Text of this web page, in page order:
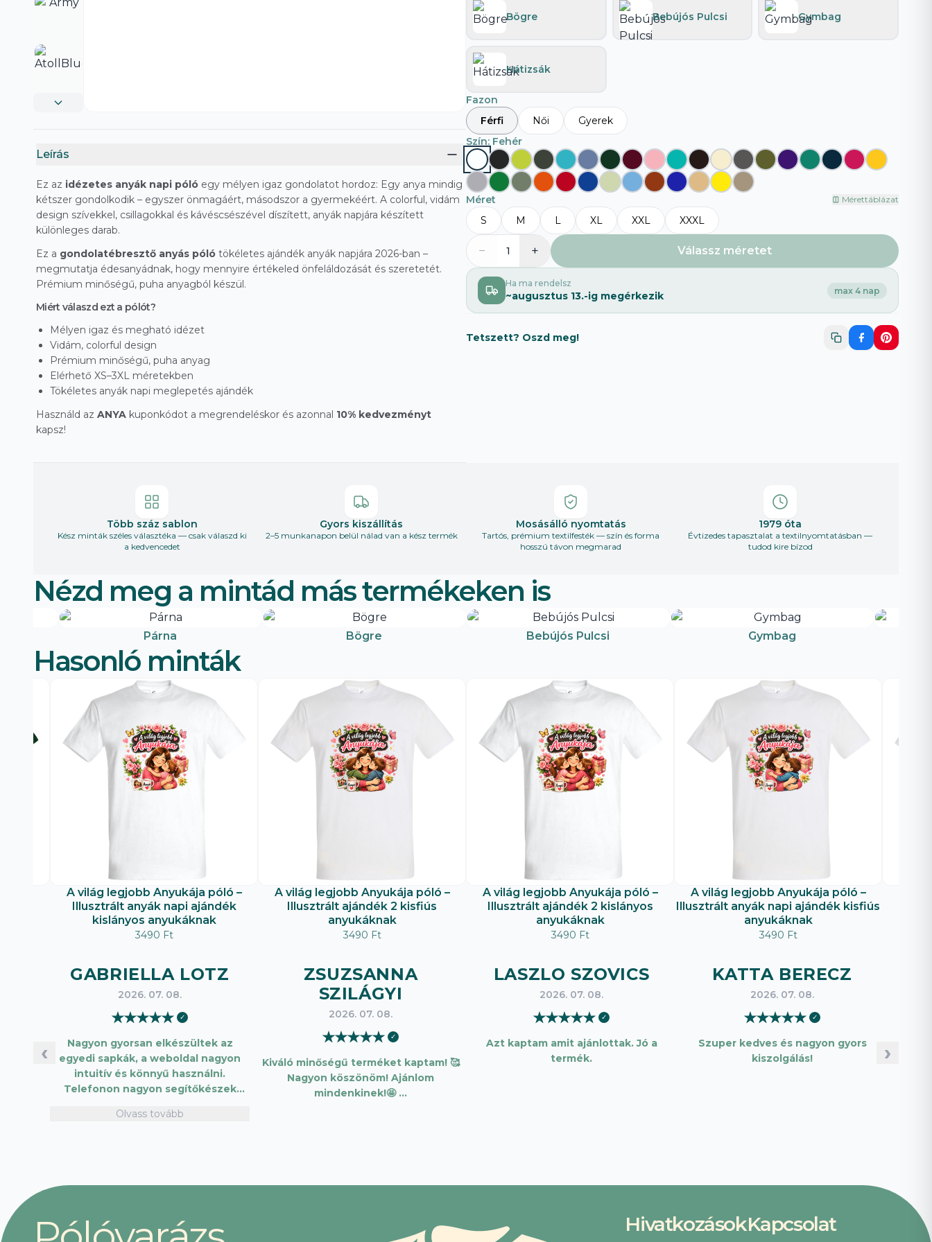
Böngészd az összeset→
Leírás
Ez az idézetes anyák napi póló egy mélyen igaz gondolatot hordoz: Egy anya mindig
kétszer gondolkodik – egyszer önmagáért, másodszor a gyermekéért. A colorful, vidám
design szívekkel, csillagokkal és kávéscsészével díszített, anyák napjára készített
különleges darab.
Ez a gondolatébresztő anyás póló tökéletes ajándék anyák napjára 2026-ban –
megmutatja édesanyádnak, hogy mennyire értékeled önfeláldozását és szeretetét.
Prémium minőségű, puha anyagból készül.
Miért válaszd ezt a pólót?
Mélyen igaz és megható idézet
Vidám, colorful design
Prémium minőségű, puha anyag
Elérhető XS–3XL méretekben
Tökéletes anyák napi meglepetés ajándék
Használd az ANYA kuponkódot a megrendeléskor és azonnal 10% kedvezményt
kapsz!
Bögre Bebújós Pulcsi Gymbag
Hátizsák
Fazon
Férfi
Női
Gyerek
Szín: Fehér
Méret Mérettáblázat
S M L XL XXL XXXL
− 1 + Válassz méretet
Ha ma rendelsz
~augusztus 13.-ig megérkezik max 4 nap
Tetszett? Oszd meg!
Több száz sablon
Kész minták széles választéka — csak válaszd ki
a kedvencedet
Gyors kiszállítás
2–5 munkanapon belül nálad van a kész termék
Mosásálló nyomtatás
Tartós, prémium textilfesték — szín és forma
hosszú távon megmarad
1979 óta
Évtizedes tapasztalat a textilnyomtatásban —
tudod kire bízod
Nézd meg a mintád más termékeken is
Párna Bögre Bebújós Pulcsi Gymbag
Hasonló minták
A világ legjobb Anyukája póló –
Illusztrált anyák napi ajándék
kislányos anyukáknak
3490 Ft
A világ legjobb Anyukája póló –
Illusztrált ajándék 2 kisfiús
anyukáknak
3490 Ft
A világ legjobb Anyukája póló –
Illusztrált ajándék 2 kislányos
anyukáknak
3490 Ft
A világ legjobb Anyukája póló –
Illusztrált anyák napi ajándék kisfiús
anyukáknak
3490 Ft
‹
GABRIELLA LOTZ
2026. 07. 08.
★★★★★ ✓
Nagyon gyorsan elkészültek az
egyedi sapkák, a weboldal nagyon
intuitív és könnyű használni.
Telefonon nagyon segítőkészek
vásárolni. Plusz pont, hogy lehetett
Olvass tovább
ZSUZSANNA
SZILÁGYI
2026. 07. 08.
★★★★★ ✓
Kiváló minőségű terméket kaptam! 🥰
Nagyon köszönöm! Ajánlom
mindenkinek!🤩 …
LASZLO SZOVICS
2026. 07. 08.
★★★★★ ✓
Azt kaptam amit ajánlottak. Jó a
termék.
KATTA BERECZ
2026. 07. 08.
★★★★★ ✓
Szuper kedves és nagyon gyors
kiszolgálás!
›
HivatkozásokKapcsolat